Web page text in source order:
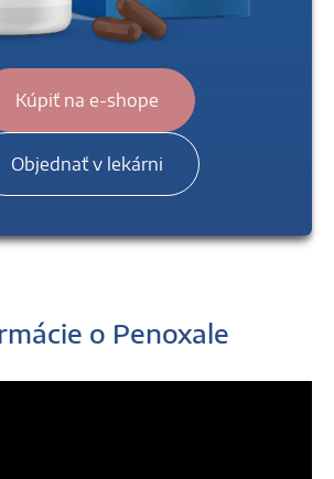
Kúpiť na e-shope
Objednať v lekárni
o Penoxale